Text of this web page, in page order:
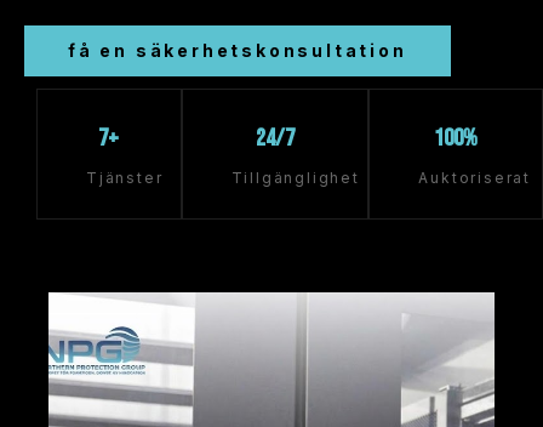
få en säkerhetskonsultation
7+
tjänster
24/7
tillgänglighet
100%
auktoriserat